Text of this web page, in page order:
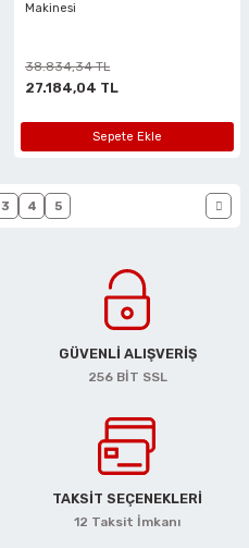
Makinesi
38.834,34 TL
27.184,04 TL
Sepete Ekle
3 4 5
GÜVENLİ ALIŞVERİŞ
256 BİT SSL
TAKSİT SEÇENEKLERİ
12 Taksit İmkanı